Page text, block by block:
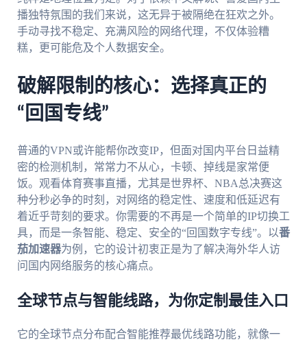
播独特氛围的我们来说，这无异于被隔绝在狂欢之外。
手动寻找不稳定、充满风险的网络代理，不仅体验糟
糕，更可能危及个人数据安全。
破解限制的核心：选择真正的
“回国专线”
普通的VPN或许能帮你改变IP，但面对国内平台日益精
密的检测机制，常常力不从心，卡顿、掉线是家常便
饭。观看体育赛事直播，尤其是世界杯、NBA总决赛这
种分秒必争的时刻，对网络的稳定性、速度和低延迟有
着近乎苛刻的要求。你需要的不再是一个简单的IP切换工
具，而是一条智能、稳定、安全的“回国数字专线”。以番
茄加速器为例，它的设计初衷正是为了解决海外华人访
问国内网络服务的核心痛点。
全球节点与智能线路，为你定制最佳入口
它的全球节点分布配合智能推荐最优线路功能，就像一